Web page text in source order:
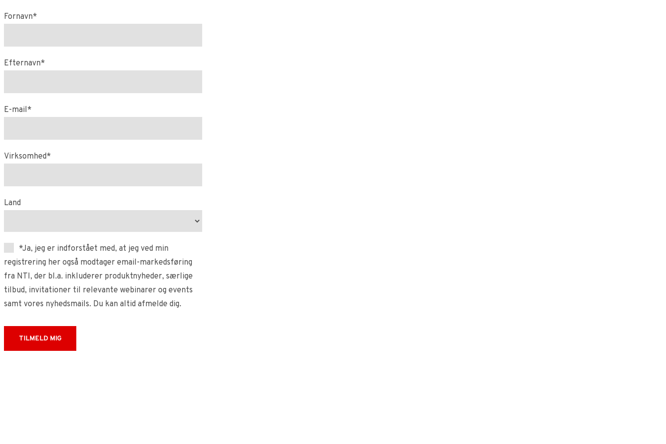
Fornavn*
Efternavn*
E-mail*
Virksomhed*
Land
*Ja, jeg er indforstået med, at jeg ved min
registrering her også modtager email-markedsføring
fra NTI, der bl.a. inkluderer produktnyheder, særlige
tilbud, invitationer til relevante webinarer og events
samt vores nyhedsmails. Du kan altid afmelde dig.